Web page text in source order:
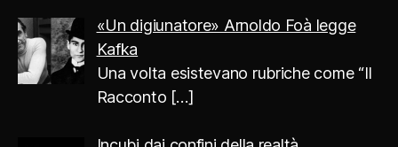
«Un digiunatore» Arnoldo Foà legge
Kafka
Una volta esistevano rubriche come “Il
Racconto […]